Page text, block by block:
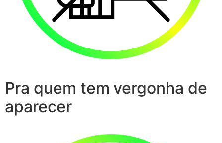
Pra quem tem vergonha de
aparecer